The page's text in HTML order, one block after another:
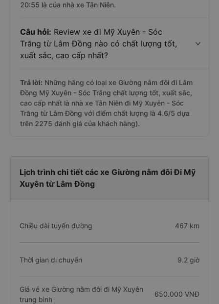
20:55 là của nhà xe Tân Niên.
Câu hỏi: Review xe đi Mỹ Xuyên - Sóc
Trăng từ Lâm Đồng nào có chất lượng tốt,
xuất sắc, cao cấp nhất?
Trả lời: Những hãng có loại xe Giường nằm đôi đi Lâm
Đồng Mỹ Xuyên - Sóc Trăng chất lượng tốt, xuất sắc,
cao cấp nhất là nhà xe Tân Niên đi Mỹ Xuyên - Sóc
Trăng từ Lâm Đồng với điểm chất lượng là 4.6/5 dựa
trên 2275 đánh giá của khách hàng).
Lịch trình chi tiết các xe Giường nằm đôi Đi Mỹ
Xuyên từ Lâm Đồng
Chiều dài tuyến đường 467 km
Thời gian di chuyển 9.2 giờ
Giá vé xe Giường nằm đôi đi Mỹ Xuyên
trung bình
650.000 VNĐ